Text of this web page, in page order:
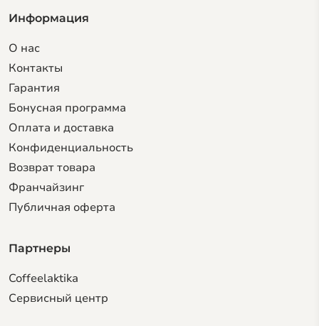
Информация
О нас
Контакты
Гарантия
Бонусная программа
Оплата и доставка
Конфиденциальность
Возврат товара
Франчайзинг
Публичная оферта
Партнеры
Coffeelaktika
Сервисный центр